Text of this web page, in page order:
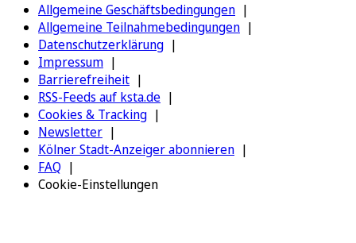
Allgemeine Geschäftsbedingungen
Allgemeine Teilnahmebedingungen
Datenschutzerklärung
Impressum
Barrierefreiheit
RSS-Feeds auf ksta.de
Cookies & Tracking
Newsletter
Kölner Stadt-Anzeiger abonnieren
FAQ
Cookie-Einstellungen